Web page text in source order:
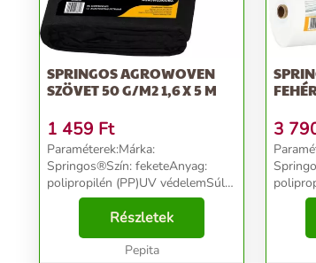
SPRINGOS AGROWOVEN
SZÖVET 50 G/M2 1,6 X 5 M
1 459 Ft
Paraméterek:Márka:
Springos®Szín: feketeAnyag:
polipropilén (PP)UV védelemSúly:
50g/m2Méretek:Vastagság: 0,2
mmHossz: 5 mSzélesség: 1,6
mTermékkód: AG0020...
Részletek
Pepita
3
17g/